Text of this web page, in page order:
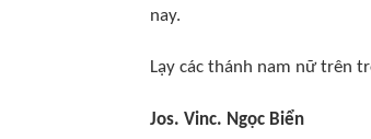
nay.
Lạy các thánh nam nữ trên
Jos. Vinc. Ngọc Biển